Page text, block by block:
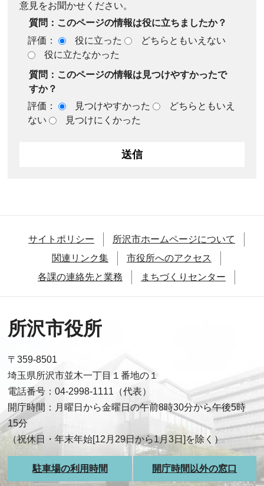
意見をお聞かせください。
質問：このページの情報は役に立ちましたか？
評価：
役に立った
どちらともいえない
役に立たなかった
質問：このページの情報は見つけやすかったで
すか？
評価：
見つけやすかった
どちらともいえ
ない
見つけにくかった
サイトポリシー
所沢市ホームページについて
関連リンク集
市役所へのアクセス
各課の連絡先と業務
まちづくりセンター
所沢市役所
〒359-8501
埼玉県所沢市並木一丁目１番地の１
電話番号：04-2998-1111（代表）
開庁時間：月曜日から金曜日の午前8時30分から午後5時
15分
（祝休日・年末年始[12月29日から1月3日]を除く）
駐車場の利用時間 開庁時間以外の窓口